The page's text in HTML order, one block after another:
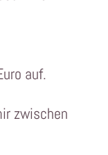
auf.
zwischen